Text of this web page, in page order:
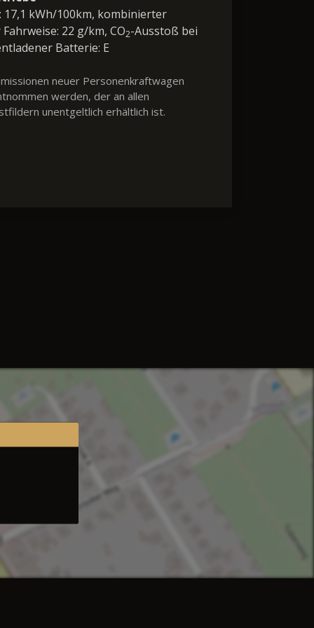
kWh/100km, kombinierter
22 g/km, CO2-Ausstoß bei
Batterie: E
neuer Personenkraftwagen
werden, der an allen
unentgeltlich erhältlich ist.